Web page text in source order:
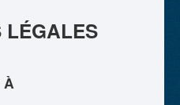
LÉGALES
À